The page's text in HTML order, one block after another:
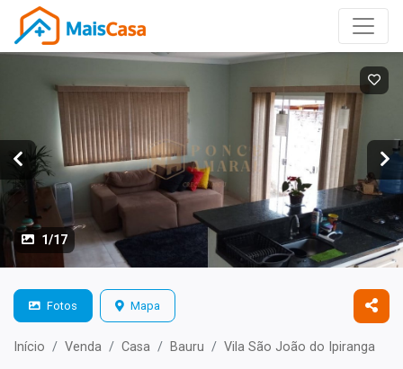
1/17
Fotos Mapa
Início Venda Casa Bauru Vila São João do Ipiranga